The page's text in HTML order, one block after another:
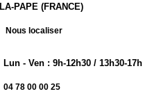
LA-PAPE (FRANCE)
Nous localiser
Lun - Ven : 9h-12h30 / 13h30-17h
04 78 00 00 25